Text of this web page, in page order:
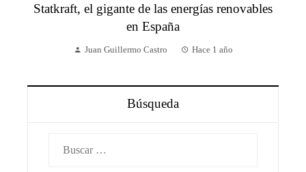
Statkraft, el gigante de las energías renovables
en España
Juan Guillermo Castro Hace 1 año
Búsqueda